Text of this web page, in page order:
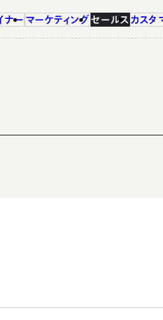
ナー マーケティング セールス カスタ